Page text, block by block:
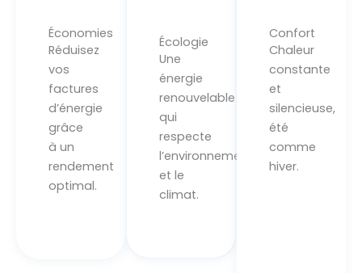
Économies
Réduisez
vos
factures
d’énergie
grâce
à un
rendement
optimal.
Écologie
Une
énergie
renouvelable
qui
respecte
l’environnement
et le
climat.
Confort
Chaleur
constante
et
silencieuse,
été
comme
hiver.